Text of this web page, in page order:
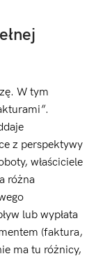
W tym
z perspektywy
właściciele
różna
lub wypłata
(faktura,
ma tu różnicy,